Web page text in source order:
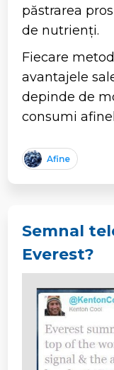
păstrarea
de nutrienți.
Fiecare
avantajele
depinde de
consumi
Afine
Semnal
Everest?